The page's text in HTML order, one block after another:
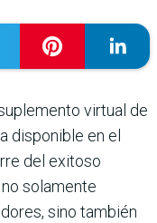
virtual de
disponible en el
del exitoso
solamente
sino también